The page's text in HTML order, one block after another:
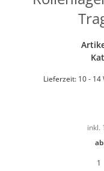
Lieferzeit: 10 - 14
inkl.
ab
1